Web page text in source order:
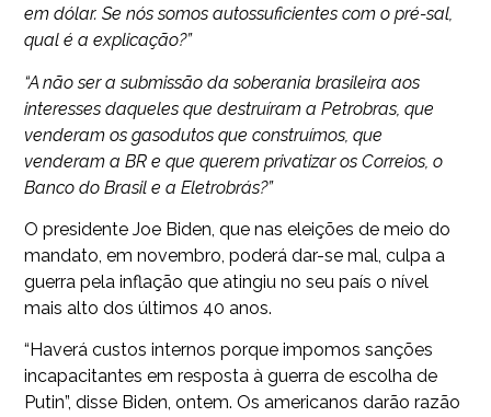
em dólar. Se nós somos autossuficientes com o pré-sal,
qual é a explicação?”
“A não ser a submissão da soberania brasileira aos
interesses daqueles que destruíram a Petrobras, que
venderam os gasodutos que construímos, que
venderam a BR e que querem privatizar os Correios, o
Banco do Brasil e a Eletrobrás?”
O presidente Joe Biden, que nas eleições de meio do
mandato, em novembro, poderá dar-se mal, culpa a
guerra pela inflação que atingiu no seu país o nível
mais alto dos últimos 40 anos.
“Haverá custos internos porque impomos sanções
incapacitantes em resposta à guerra de escolha de
Putin”, disse Biden, ontem. Os americanos darão razão